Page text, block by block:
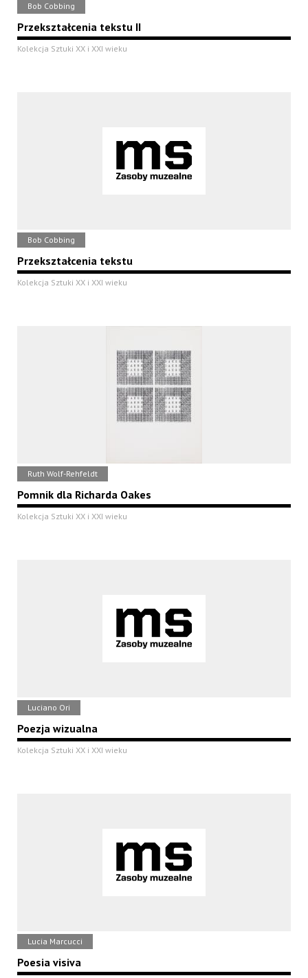
Bob Cobbing
Przekształcenia tekstu II
Kolekcja Sztuki XX i XXI wieku
Bob Cobbing
Przekształcenia tekstu
Kolekcja Sztuki XX i XXI wieku
Ruth Wolf-Rehfeldt
Pomnik dla Richarda Oakes
Kolekcja Sztuki XX i XXI wieku
Luciano Ori
Poezja wizualna
Kolekcja Sztuki XX i XXI wieku
Lucia Marcucci
Poesia visiva